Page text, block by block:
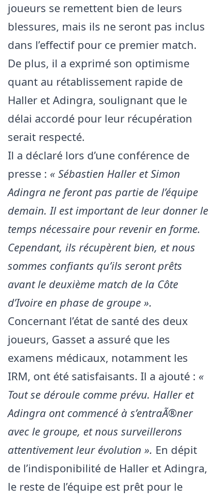
joueurs se remettent bien de leurs
blessures, mais ils ne seront pas inclus
dans l’effectif pour ce premier match.
De plus, il a exprimé son optimisme
quant au rétablissement rapide de
Haller et Adingra, soulignant que le
délai accordé pour leur récupération
serait respecté.
Il a déclaré lors d’une conférence de
presse : « Sébastien Haller et Simon
Adingra ne feront pas partie de l’équipe
demain. Il est important de leur donner le
temps nécessaire pour revenir en forme.
Cependant, ils récupèrent bien, et nous
sommes confiants qu’ils seront prêts
avant le deuxième match de la Côte
d’Ivoire en phase de groupe ».
Concernant l’état de santé des deux
joueurs, Gasset a assuré que les
examens médicaux, notamment les
IRM, ont été satisfaisants. Il a ajouté : «
Tout se déroule comme prévu. Haller et
Adingra ont commencé à s’entraÃ®ner
avec le groupe, et nous surveillerons
attentivement leur évolution ». En dépit
de l’indisponibilité de Haller et Adingra,
le reste de l’équipe est prêt pour le